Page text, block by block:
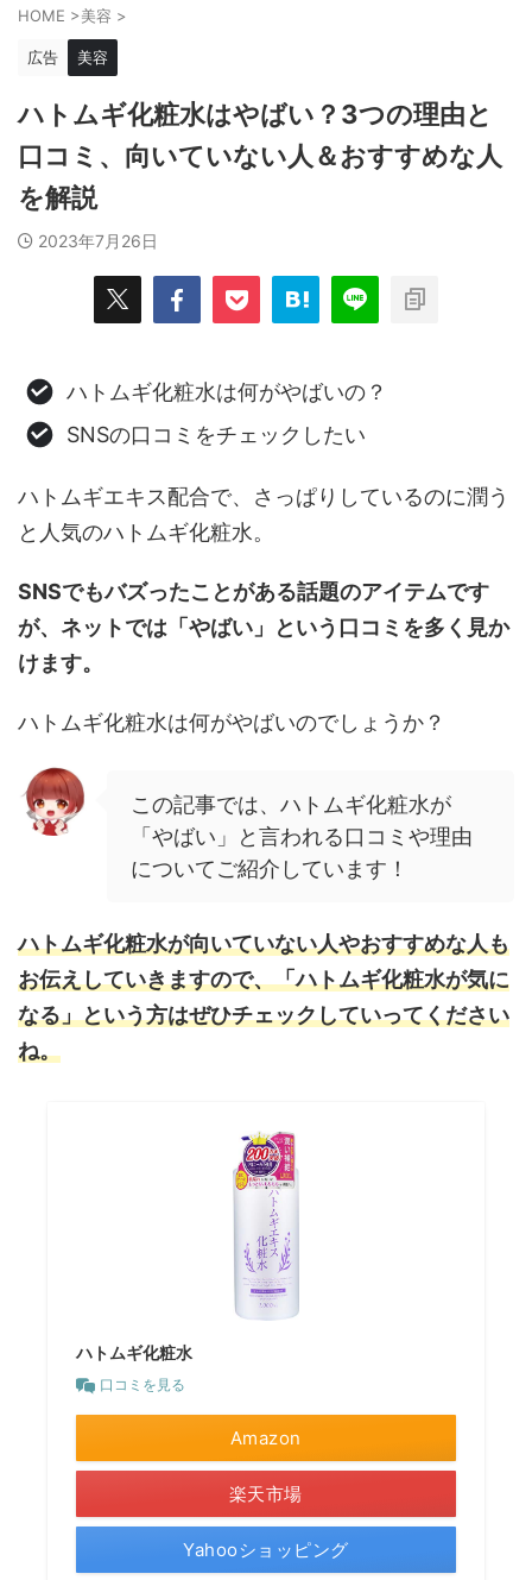
HOME >美容 >
広告 美容
ハトムギ化粧水はやばい？3つの理由と
口コミ、向いていない人＆おすすめな人
を解説
2023年7月26日
ハトムギ化粧水は何がやばいの？
SNSの口コミをチェックしたい
ハトムギエキス配合で、さっぱりしているのに潤う
と人気のハトムギ化粧水。
SNSでもバズったことがある話題のアイテムです
が、ネットでは「やばい」という口コミを多く見か
けます。
ハトムギ化粧水は何がやばいのでしょうか？
この記事では、ハトムギ化粧水が
「やばい」と言われる口コミや理由
についてご紹介しています！
ハトムギ化粧水が向いていない人やおすすめな人も
お伝えしていきますので、「ハトムギ化粧水が気に
なる」という方はぜひチェックしていってください
ね。
ハトムギ化粧水
口コミを見る
Amazon
楽天市場
Yahooショッピング